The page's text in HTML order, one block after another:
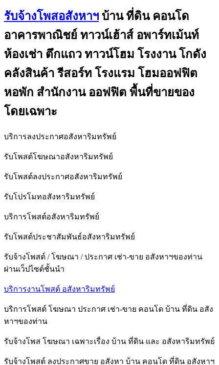
รับจ้างโพสอสังหาฯ บ้าน ที่ดิน คอนโด
อาคารพาณิชย์ ทาวน์เฮ้าส์ อพาร์ทเม้นท์
ห้องเช่า ตึกแถว ทาวน์โฮม โรงงาน โกดัง
คลังสินค้า รีสอร์ท โรงแรม โฮมออฟฟิต
หอพัก สำนักงาน ออฟฟิต พื้นที่ขายของ
โดยเฉพาะ
บริการลงประกาศอสังหาริมทรัพย์
รับโพสต์โฆษณาอสังหาริมทรัพย์
รับโพสต์ลงประกาศอสังหาริมทรัพย์
รับโปรโมทอสังหาริมทรัพย์
บริการโพสต์อสังหาริมทรัพย์
รับโพสต์ประชาสัมพันธ์อสังหาริมทรัพย์
รับจ้างโพสต์ / โฆษณา / ประกาศ เช่า-ขาย อสังหาฯของท่าน
ผ่านเว็ปไซต์ชั้นนำ
บริการงานโพสต์ อสังหาริมทรัพย์
บริการโพสต์ โฆษณา ประกาศ เช่า-ขาย คอนโด บ้าน ที่ดิน อสัง
หาฯของท่าน
รับจ้างโพส โฆษณา เฉพาะเรื่อง บ้าน ที่ดิน และ อสังหาริมทรัพย์
รับจ้างโพสต์ ลงประกาศขาย อสังหา บ้าน คอนโด ที่ดิน อสังหาฯ